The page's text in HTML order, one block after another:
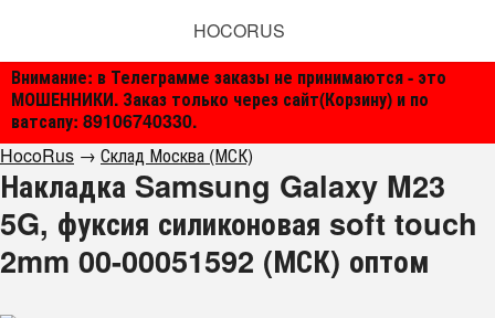
Внимание: в Телеграмме заказы не принимаются - это
МОШЕННИКИ. Заказ только через сайт(Корзину) и по
ватсапу: 89106740330.
HOCORUS
HocoRus → Склад Москва (МСК)
Накладка Samsung Galaxy M23
5G, фуксия силиконовая soft touch
2mm 00-00051592 (МСК) оптом